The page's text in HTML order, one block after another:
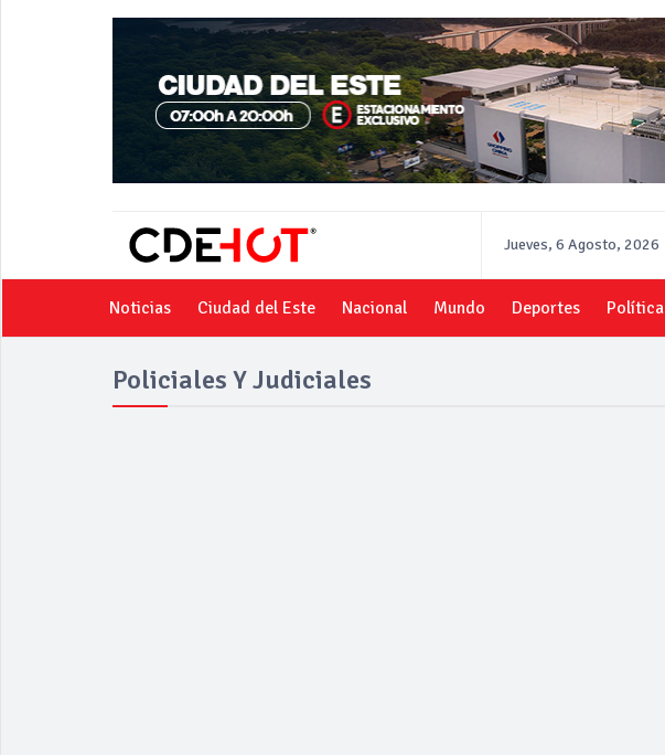
Jueves, 6 Agosto, 2026
Noticias Ciudad del Este Nacional Mundo Deportes Política
Policiales Y Judiciales